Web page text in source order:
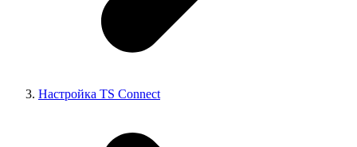
Настройка TS Connect